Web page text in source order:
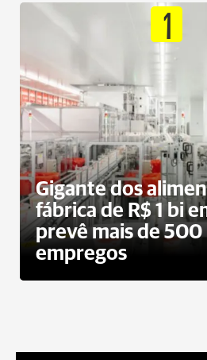
1
Gigante dos
fábrica de R$ 1 bi
prevê mais de 500
empregos